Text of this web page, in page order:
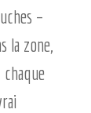
–
la zone,